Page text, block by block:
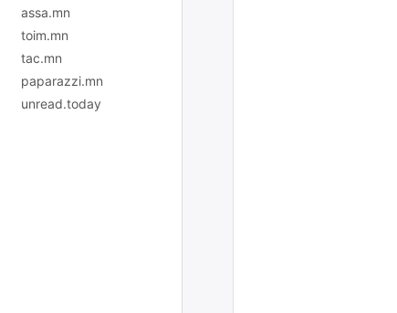
assa.mn
toim.mn
tac.mn
paparazzi.mn
unread.today